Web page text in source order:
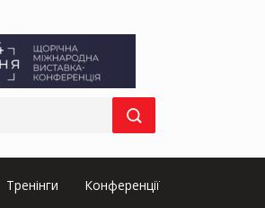
Тренінги Конференції